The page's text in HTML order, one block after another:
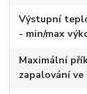
Výstupní
- min/max
Maximální
zapalování ve